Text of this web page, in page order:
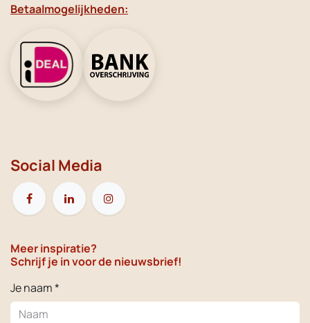
Betaalmogelijkheden:
Social Media
Meer inspiratie?
Schrijf je in voor de nieuwsbrief!
Je naam *